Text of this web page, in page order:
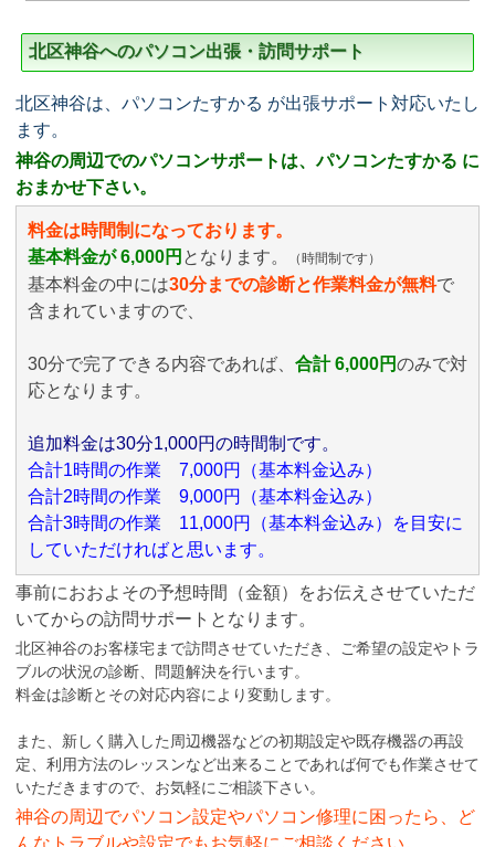
北区神谷へのパソコン出張・訪問サポート
北区神谷は、パソコンたすかる が出張サポート対応いたし
ます。
神谷の周辺でのパソコンサポートは、パソコンたすかる に
おまかせ下さい。
料金は時間制になっております。
基本料金が 6,000円 となります。 （時間制です）
基本料金の中には30分までの診断と作業料金が無料で
含まれていますので、
30分で完了できる内容であれば、 合計 6,000円のみで対
応となります。
追加料金は30分1,000円の時間制です。
合計1時間の作業 7,000円（基本料金込み）
合計2時間の作業 9,000円（基本料金込み）
合計3時間の作業 11,000円（基本料金込み）を目安に
していただければと思います。
事前におおよその予想時間（金額）をお伝えさせていただ
いてからの訪問サポートとなります。
北区神谷のお客様宅まで訪問させていただき、ご希望の設定やトラ
ブルの状況の診断、問題解決を行います。
料金は診断とその対応内容により変動します。
また、新しく購入した周辺機器などの初期設定や既存機器の再設
定、利用方法のレッスンなど出来ることであれば何でも作業させて
いただきますので、お気軽にご相談下さい。
神谷の周辺でパソコン設定やパソコン修理に困ったら、ど
んなトラブルや設定でもお気軽にご相談ください。